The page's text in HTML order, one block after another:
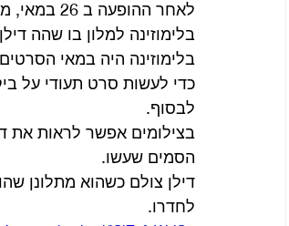
לאחר
בלימוזינה למלון בו שהה
לבסוף.
בצילומים אפשר לראות את
הסמים שעשו.
דילן צולם כשהוא מתלונן
לחדרו.